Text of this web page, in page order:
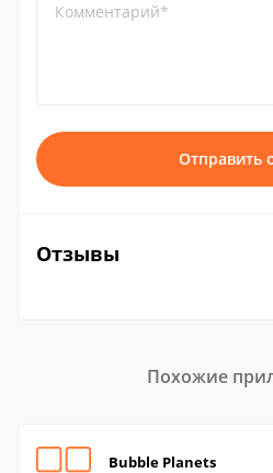
Комментарий*
Отправить
Отзывы
Похожие
Bubble Planets